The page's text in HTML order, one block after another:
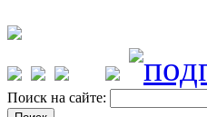
Поиск на сайте: